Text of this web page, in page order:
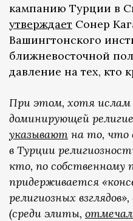
кампанию Турции в
утверждает Сонер
Вашингтонского
ближневосточной
давление на тех, кто
При этом, хотя
доминирующей
указывают на то, что
в Турции
кто, по собственному
придерживается
религиозных
(среди элиты,